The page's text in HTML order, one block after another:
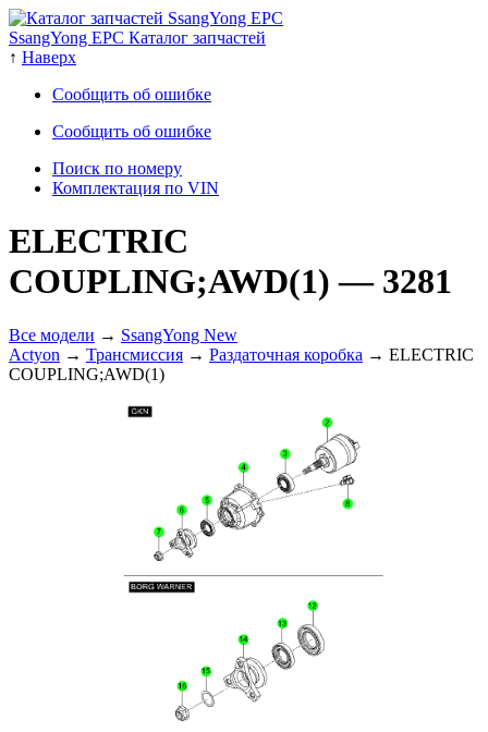
SsangYong EPC Каталог запчастей
↑ Наверх
Сообщить об ошибке
Сообщить об ошибке
Поиск по номеру
Комплектация по VIN
ELECTRIC
COUPLING;AWD(1)— 3281
Все модели → SsangYong New
Actyon → Трансмиссия → Раздаточная коробка → ELECTRIC
COUPLING;AWD(1)